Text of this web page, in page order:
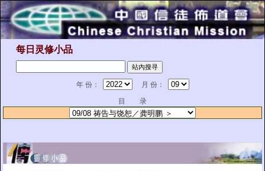
每日灵修小品
年 份：
月 份：
目 录